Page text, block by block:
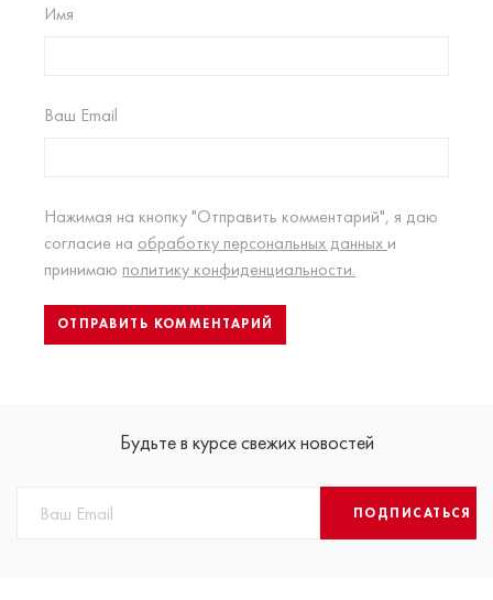
Имя
Ваш Email
Нажимая на кнопку "Отправить комментарий", я даю
согласие на обработку персональных данных и
принимаю политику конфиденциальности.
Будьте в курсе свежих новостей
ПОДПИСАТЬСЯ